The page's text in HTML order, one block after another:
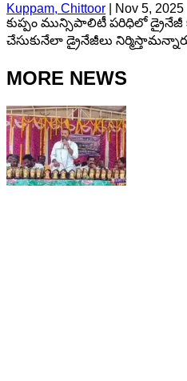
Kuppam, Chittoor
Nov 5, 2025
కుప్పం మున్సిపాలిటీ పరిధిలో డ్రైనేజీ
చేసుకునేలా డ్రైనేజీలు
MORE NEWS